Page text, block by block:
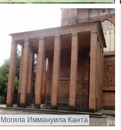
Могила Иммануила Канта